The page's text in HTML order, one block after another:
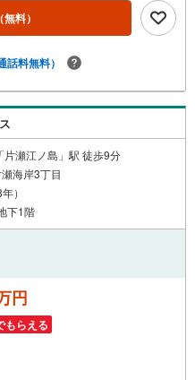
（無料）
話料無料）
片瀬江ノ島」駅 徒歩9分
海岸3丁目
）
下1階
円
もらえる